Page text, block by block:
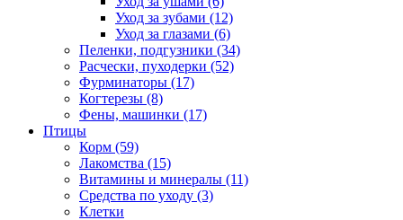
Уход за зубами (12)
Уход за глазами (6)
Пеленки, подгузники (34)
Расчески, пуходерки (52)
Фурминаторы (17)
Когтерезы (8)
Фены, машинки (17)
Птицы
Корм (59)
Лакомства (15)
Витамины и минералы (11)
Средства по уходу (3)
Клетки